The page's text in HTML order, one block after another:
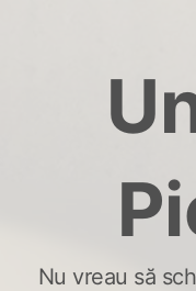
Nu vreau să